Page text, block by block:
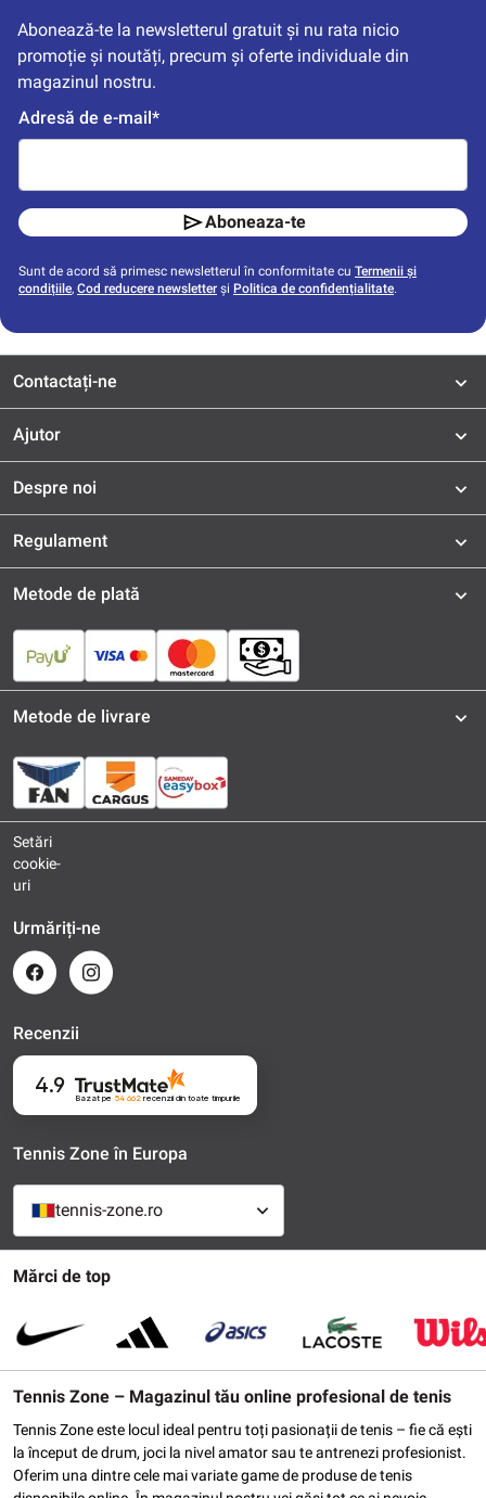
Abonează-te la newsletterul gratuit și nu rata nicio
promoție și noutăți, precum și oferte individuale din
magazinul nostru.
Adresă de e-mail*
Aboneaza-te
Sunt de acord să primesc newsletterul în conformitate cu Termenii și
condițiile, Cod reducere newsletter și Politica de confidențialitate.
Contactați-ne
Ajutor
Despre noi
Regulament
Mărci de top
Tennis Zone – Magazinul tău online profesional de tenis
Tennis Zone este locul ideal pentru toți pasionații de tenis – fie că ești
la început de drum, joci la nivel amator sau te antrenezi profesionist.
Oferim una dintre cele mai variate game de produse de tenis
Metode de plată
Metode de livrare
Setări
cookie-
uri
Urmăriți-ne
Recenzii
4.9
Bazat pe 54 662recenziidin toate timpurile
Tennis Zone în Europa
tennis-zone.ro